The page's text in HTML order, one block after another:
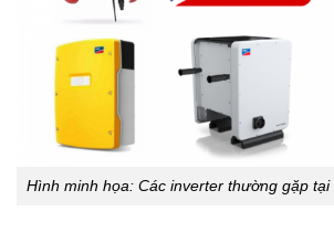
Hình minh họa: Các inverter thường gặp